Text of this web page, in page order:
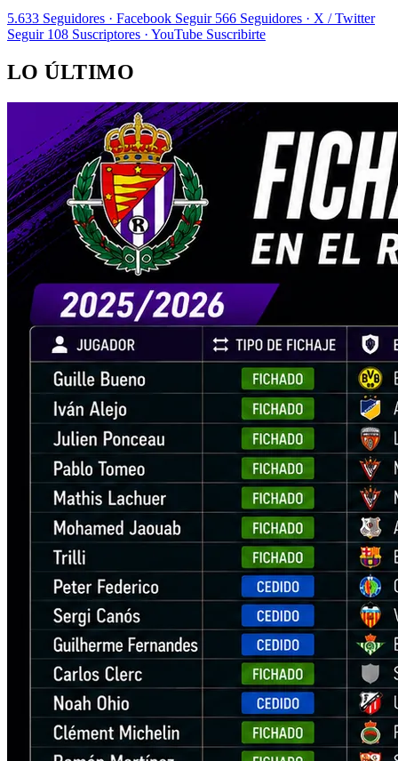
5.633 Seguidores · Facebook Seguir 566 Seguidores · X / Twitter
Seguir 108 Suscriptores · YouTube Suscribirte
LO ÚLTIMO